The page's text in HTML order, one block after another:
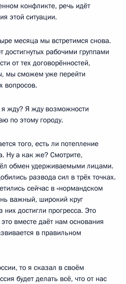
конфликте, речь идёт
этой ситуации.
месяца мы встретимся снова.
достигнутых рабочими группами
от тех договорённостей,
мы сможем уже перейти
вопросов.
жду? Я жду возможности
по этому городу.
того, есть ли потепление
Ну а как же? Смотрите,
обмен удерживаемыми лицами.
развода сил в трёх точках.
сейчас в «нормандском
важный, широкий круг
достигли прогресса. Это
вместе даёт нам основания
в правильном
то я сказал в своём
будет делать всё, что от нас